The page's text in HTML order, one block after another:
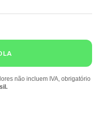
não incluem IVA, obrigatório